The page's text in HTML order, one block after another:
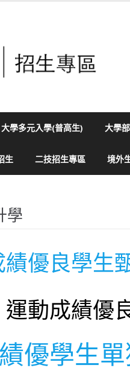
大學多元入學(普高生) 大學
生 二技招生專區 境外
學
績優良學生
運動成績優
優學生